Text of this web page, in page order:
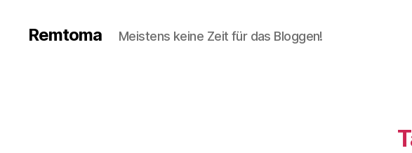
Remtoma Meistens keine Zeit für das Bloggen!